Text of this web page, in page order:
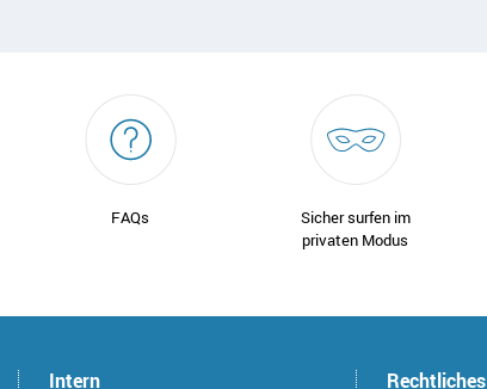
FAQs
Sicher surfen im
privaten Modus
Intern Rechtliches